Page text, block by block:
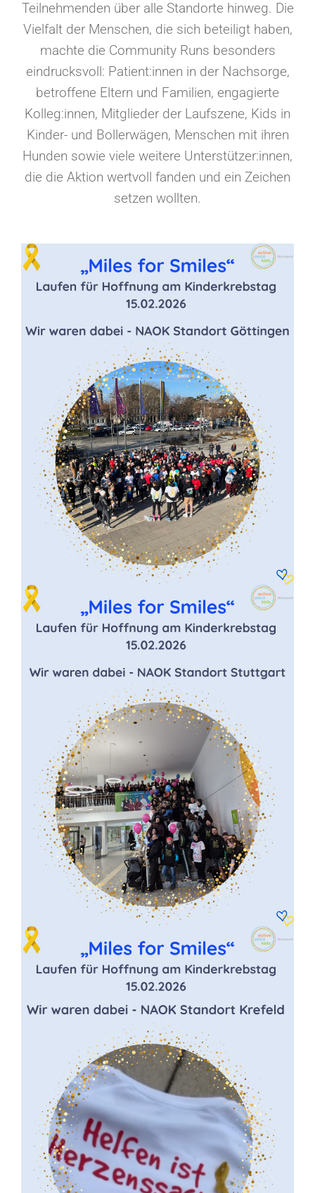
Teilnehmenden über alle Standorte hinweg. Die
Vielfalt der Menschen, die sich beteiligt haben,
machte die Community Runs besonders
eindrucksvoll: Patient:innen in der Nachsorge,
betroffene Eltern und Familien, engagierte
Kolleg:innen, Mitglieder der Laufszene, Kids in
Kinder- und Bollerwägen, Menschen mit ihren
Hunden sowie viele weitere Unterstützer:innen,
die die Aktion wertvoll fanden und ein Zeichen
setzen wollten.